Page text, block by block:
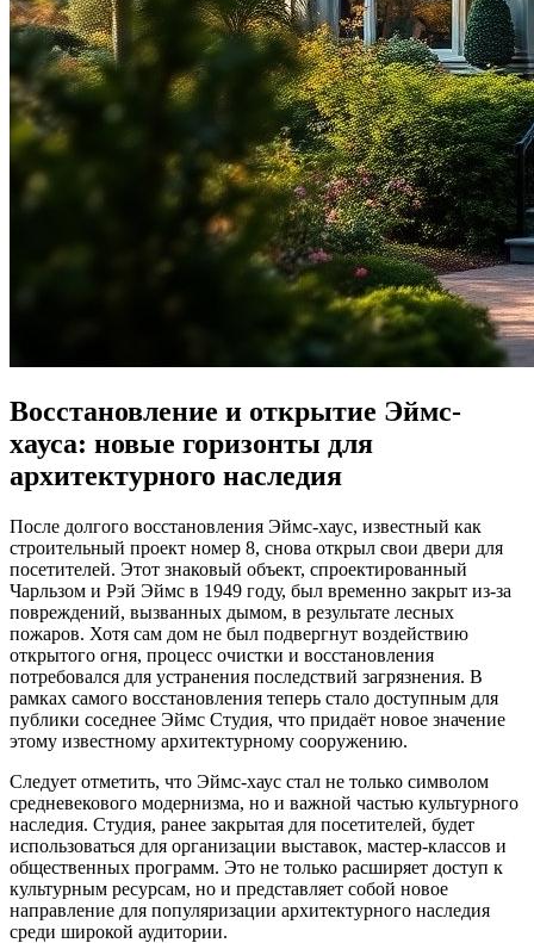
Восстановление и открытие Эймс-
хауса: новые горизонты для
архитектурного наследия
После долгого восстановления Эймс-хаус, известный как
строительный проект номер 8, снова открыл свои двери для
посетителей. Этот знаковый объект, спроектированный
Чарльзом и Рэй Эймс в 1949 году, был временно закрыт из-за
повреждений, вызванных дымом, в результате лесных
пожаров. Хотя сам дом не был подвергнут воздействию
открытого огня, процесс очистки и восстановления
потребовался для устранения последствий загрязнения. В
рамках самого восстановления теперь стало доступным для
публики соседнее Эймс Студия, что придаёт новое значение
этому известному архитектурному сооружению.
Следует отметить, что Эймс-хаус стал не только символом
средневекового модернизма, но и важной частью культурного
наследия. Студия, ранее закрытая для посетителей, будет
использоваться для организации выставок, мастер-классов и
общественных программ. Это не только расширяет доступ к
культурным ресурсам, но и представляет собой новое
направление для популяризации архитектурного наследия
среди широкой аудитории.